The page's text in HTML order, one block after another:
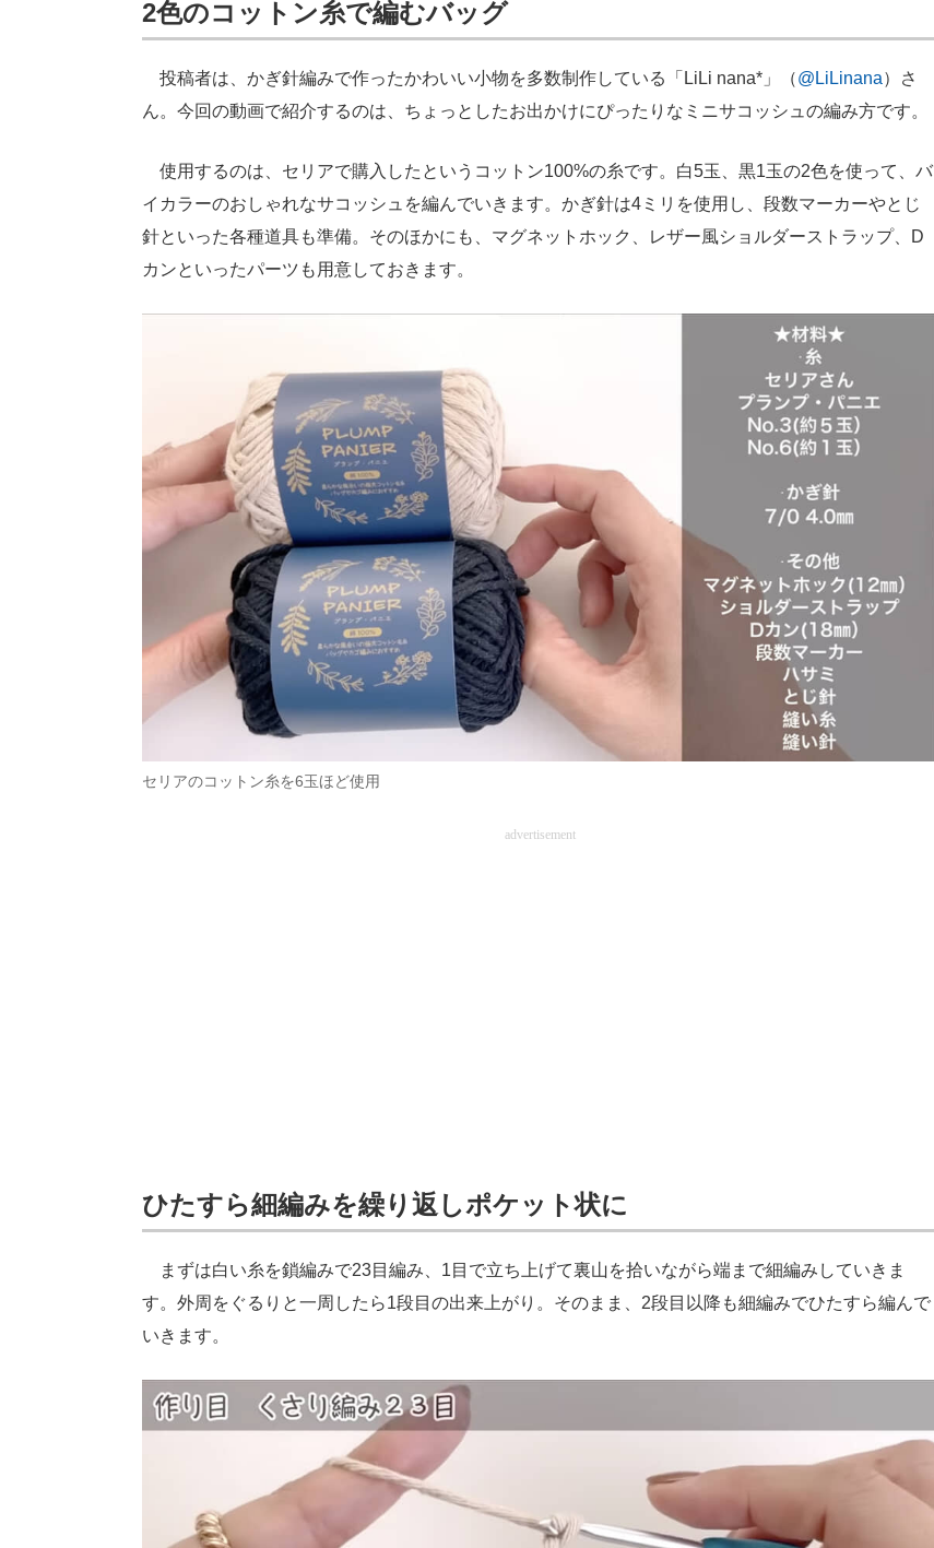
2色のコットン糸で編むバッグ
投稿者は、かぎ針編みで作ったかわいい小物を多数制作している「LiLi nana*」（@LiLinana）さ
ん。今回の動画で紹介するのは、ちょっとしたお出かけにぴったりなミニサコッシュの編み方です。
使用するのは、セリアで購入したというコットン100%の糸です。白5玉、黒1玉の2色を使って、バ
イカラーのおしゃれなサコッシュを編んでいきます。かぎ針は4ミリを使用し、段数マーカーやとじ
針といった各種道具も準備。そのほかにも、マグネットホック、レザー風ショルダーストラップ、D
カンといったパーツも用意しておきます。
セリアのコットン糸を6玉ほど使用
advertisement
ひたすら細編みを繰り返しポケット状に
まずは白い糸を鎖編みで23目編み、1目で立ち上げて裏山を拾いながら端まで細編みしていきま
す。外周をぐるりと一周したら1段目の出来上がり。そのまま、2段目以降も細編みでひたすら編んで
いきます。